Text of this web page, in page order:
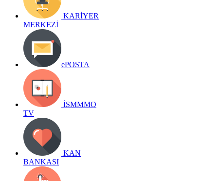
KARİYER
MERKEZİ
ePOSTA
İSMMMO
TV
KAN
BANKASI